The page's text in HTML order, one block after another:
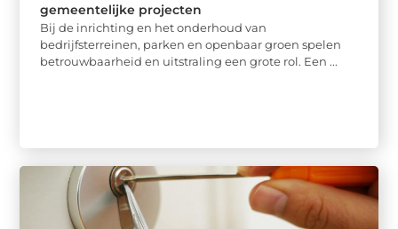
gemeentelijke projecten
Bij de inrichting en het onderhoud van
bedrijfsterreinen, parken en openbaar groen spelen
betrouwbaarheid en uitstraling een grote rol. Een ...